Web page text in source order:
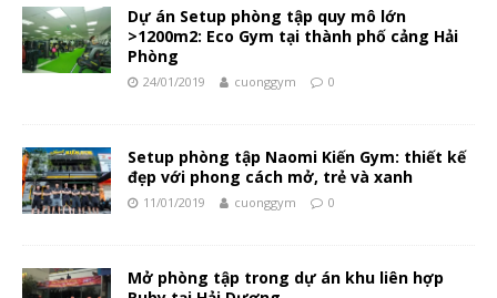
Dự án Setup phòng tập quy mô lớn
>1200m2: Eco Gym tại thành phố cảng Hải
Phòng
24/01/2019 cuonggym 0
Setup phòng tập Naomi Kiến Gym: thiết kế
đẹp với phong cách mở, trẻ và xanh
11/01/2019 cuonggym 0
Mở phòng tập trong dự án khu liên hợp